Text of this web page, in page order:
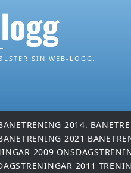
SIN WEB-LOGG.
2014.
2021
2009
2011